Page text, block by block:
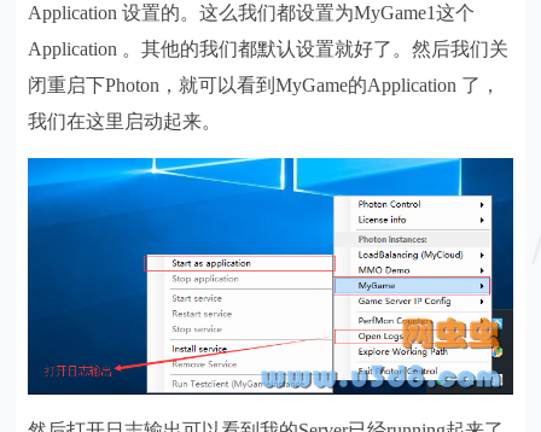
Application 设置的。这么我们都设置为MyGame1这个
Application 。其他的我们都默认设置就好了。然后我们关
闭重启下Photon，就可以看到MyGame的Application 了，
我们在这里启动起来。